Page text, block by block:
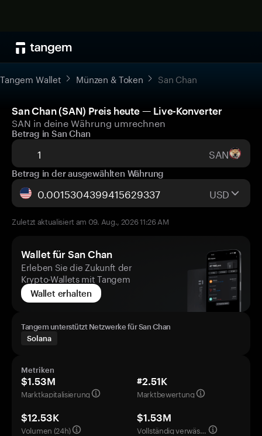
Tangem Wallet Münzen & Token San Chan
San Chan (SAN) Preis heute — Live-Konverter
SAN in deine Währung umrechnen
Betrag in San Chan
SAN
Betrag in der ausgewählten Währung
USD
Zuletzt aktualisiert am 09. Aug., 2026 11:26 AM
Wallet für San Chan
Erleben Sie die Zukunft der
Krypto-Wallets mit Tangem
Wallet erhalten
Tangem unterstützt Netzwerke für San Chan
Solana
Metriken
$1.53M
Marktkapitalisierung
#2.51K
Marktbewertung
$12.53K
Volumen (24h)
$1.53M
Vollständig verwässerte Bewertung